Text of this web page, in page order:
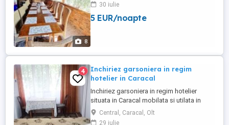
8
petreceti o zi minunata , la aer curat , in
compania prietenilor, familiei sau a
30 iulie
5 EUR/noapte
4
Inchiriez garsoniera in regim
hotelier in Caracal
Inchiriez garsoniera in regim hotelier
situata in Caracal mobilata si utilata in
apropierea scoli 7 la pretul de 270 de lei
pe zi
Central, Caracal, Olt
29 iulie